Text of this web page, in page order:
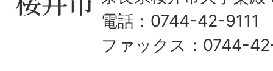
電話：0744-42-9111
ファックス：0744-